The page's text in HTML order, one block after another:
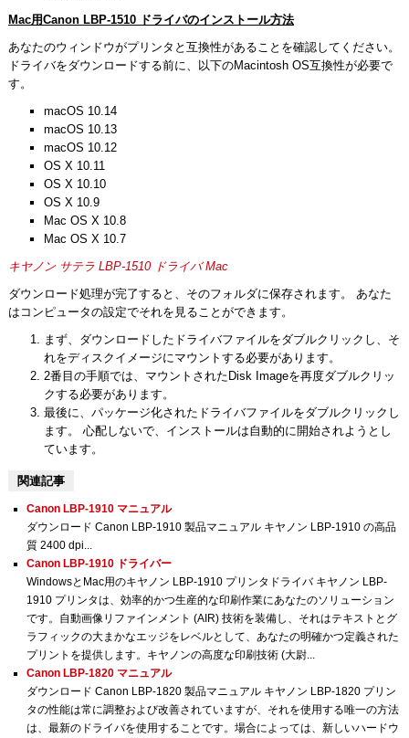
Mac用Canon LBP-1510 ドライバのインストール方法
あなたのウィンドウがプリンタと互換性があることを確認してください。
ドライバをダウンロードする前に、以下のMacintosh OS互換性が必要で
す。
macOS 10.14
macOS 10.13
macOS 10.12
OS X 10.11
OS X 10.10
OS X 10.9
Mac OS X 10.8
Mac OS X 10.7
キヤノン サテラ LBP-1510 ドライバ Mac
ダウンロード処理が完了すると、そのフォルダに保存されます。 あなた
はコンピュータの設定でそれを見ることができます。
まず、ダウンロードしたドライバファイルをダブルクリックし、そ
れをディスクイメージにマウントする必要があります。
2番目の手順では、マウントされたDisk Imageを再度ダブルクリッ
クする必要があります。
最後に、パッケージ化されたドライバファイルをダブルクリックし
ます。 心配しないで、インストールは自動的に開始されようとし
ています。
関連記事
Canon LBP-1910 マニュアル
ダウンロード Canon LBP-1910 製品マニュアル キヤノン LBP-1910 の高品
質 2400 dpi...
Canon LBP-1910 ドライバー
WindowsとMac用のキヤノン LBP-1910 プリンタドライバ キヤノン LBP-
1910 プリンタは、効率的かつ生産的な印刷作業にあなたのソリューション
です。自動画像リファインメント (AIR) 技術を装備し、それはテキストとグ
ラフィックの大まかなエッジをレベルとして、あなたの明確かつ定義された
プリントを提供します。キヤノンの高度な印刷技術 (大尉...
Canon LBP-1820 マニュアル
ダウンロード Canon LBP-1820 製品マニュアル キヤノン LBP-1820 プリン
タの性能は常に調整および改善されていますが、それを使用する唯一の方法
は、最新のドライバを使用することです。場合によっては、新しいハードウ